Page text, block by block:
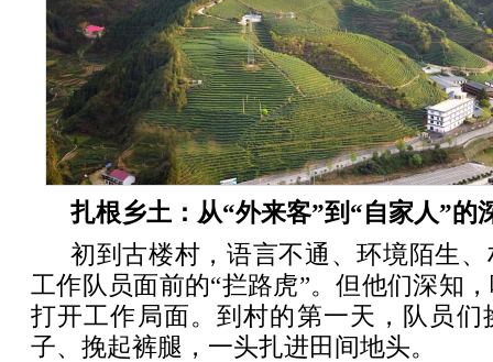
扎根乡土：从“外来客”到“自家人”的
初到古楼村，语言不通、环境陌生
工作队员面前的“拦路虎”。但他们深知
打开工作局面。到村的第一天，队员们
子、挽起裤腿，一头扎进田间地头。